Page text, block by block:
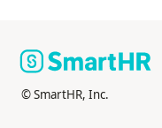
© SmartHR, Inc.